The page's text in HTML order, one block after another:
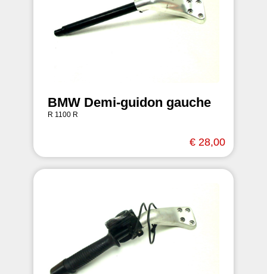
BMW Demi-guidon gauche
R 1100 R
€ 28,00